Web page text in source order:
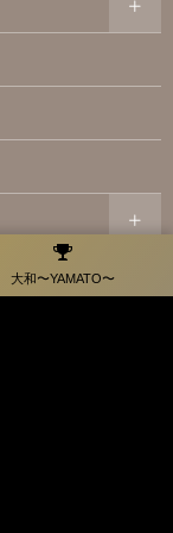
大和〜YAMATO〜